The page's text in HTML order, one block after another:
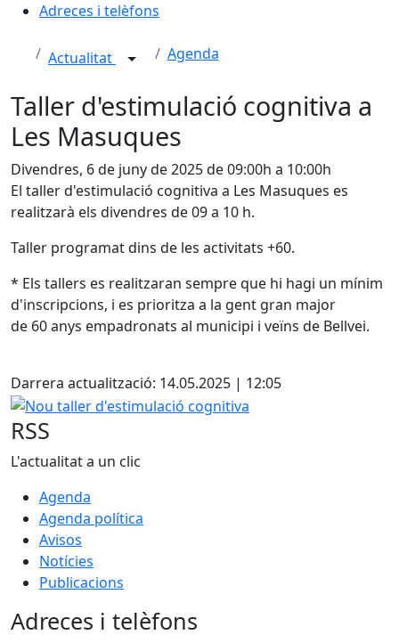
Adreces i telèfons
Actualitat Agenda
Taller d'estimulació cognitiva a
Les Masuques
Divendres, 6 de juny de 2025 de 09:00h a 10:00h
El taller d'estimulació cognitiva a Les Masuques es
realitzarà els divendres de 09 a 10 h.
Taller programat dins de les activitats +60.
* Els tallers es realitzaran sempre que hi hagi un mínim
d'inscripcions, i es prioritza a la gent gran major
de 60 anys empadronats al municipi i veïns de Bellvei.
Darrera actualització: 14.05.2025 | 12:05
Nou taller d'estimulació cognitiva
RSS
L'actualitat a un clic
Agenda
Agenda política
Avisos
Notícies
Publicacions
Adreces i telèfons